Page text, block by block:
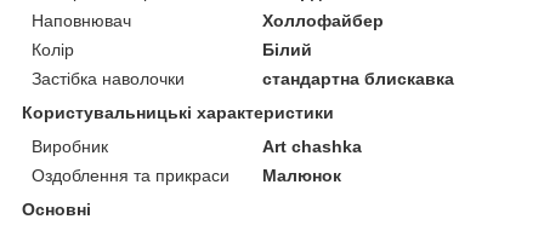
Наповнювач
Холлофайбер
Колір
Білий
Застібка наволочки
стандартна блискавка
Користувальницькі характеристики
Виробник
Art chashka
Оздоблення та прикраси
Малюнок
Основні